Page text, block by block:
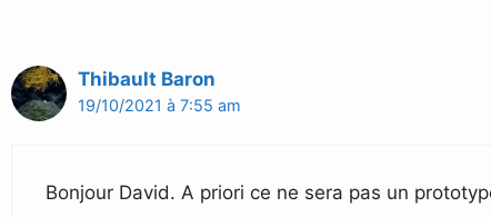
Thibault Baron
19/10/2021 à 7:55 am
Bonjour David. A priori ce ne sera pas un